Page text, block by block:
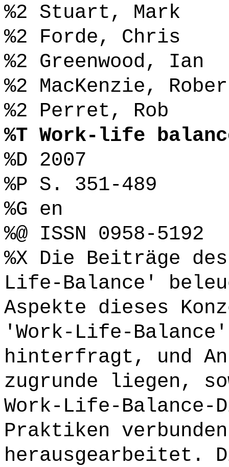
%2 Stuart, Mark
%2 Forde, Chris
%2 Greenwood, Ian
%2 MacKenzie,
%2 Perret, Rob
%T Work-life
%D 2007
%P S. 351-489
%G en
%@ ISSN 0958-5192
%X Die Beiträge
Life-Balance'
Aspekte dieses
'Work-Life-
hinterfragt, und
zugrunde liegen,
Work-Life-Balance-
Praktiken
herausgearbeitet.